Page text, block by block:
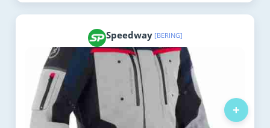
Speedway [BERING]
+